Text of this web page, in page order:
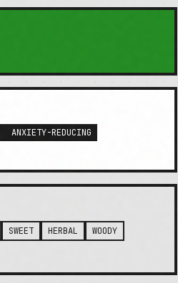
ANXIETY-REDUCING
SWEET HERBAL
WOODY